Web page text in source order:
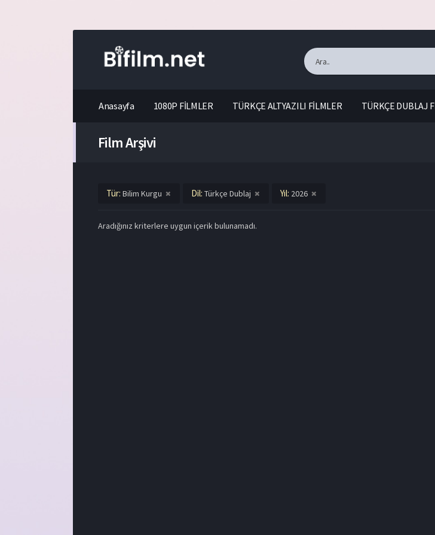
Anasayfa 1080P FİLMLER TÜRKÇE ALTYAZILI FİLMLER TÜRKÇE DUBLAJ
Film Arşivi
Tür: Bilim Kurgu Dil: Türkçe Dublaj Yıl: 2026
Aradığınız kriterlere uygun içerik bulunamadı.